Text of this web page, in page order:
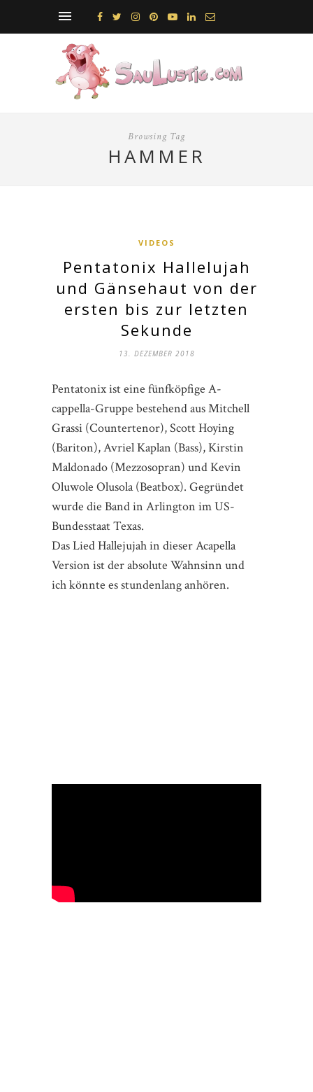
Browsing Tag
HAMMER
VIDEOS
Pentatonix Hallelujah
und Gänsehaut von der
ersten bis zur letzten
Sekunde
13. DEZEMBER 2018
Pentatonix ist eine fünfköpfige A-
cappella-Gruppe bestehend aus Mitchell
Grassi (Countertenor), Scott Hoying
(Bariton), Avriel Kaplan (Bass), Kirstin
Maldonado (Mezzosopran) und Kevin
Oluwole Olusola (Beatbox). Gegründet
wurde die Band in Arlington im US-
Bundesstaat Texas.
Das Lied Hallejujah in dieser Acapella
Version ist der absolute Wahnsinn und
ich könnte es stundenlang anhören.